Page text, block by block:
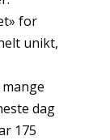
for
unikt,
dag
175